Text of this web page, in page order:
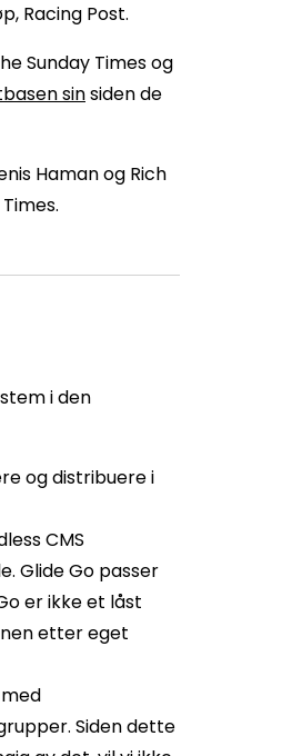
Racing Post.
Sunday Times og
sinsiden de
Haman og Rich
i den
og distribuere i
CMS
Glide Go passer
er ikke et låst
etter eget
Siden dette